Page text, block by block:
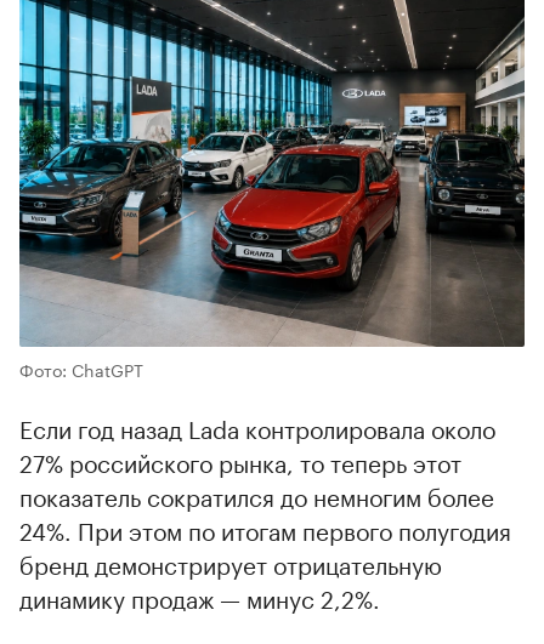
Фото: ChatGPT
Если год назад Lada контролировала около
27% российского рынка, то теперь этот
показатель сократился до немногим более
24%. При этом по итогам первого полугодия
бренд демонстрирует отрицательную
динамику продаж — минус 2,2%.